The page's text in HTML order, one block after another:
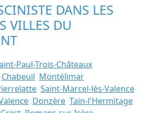
DANS LES
VILLES DU
Paul-Trois-Châteaux
Chabeuil Montélimar
Saint-Marcel-lès-Valence
Donzère Tain-l'Hermitage